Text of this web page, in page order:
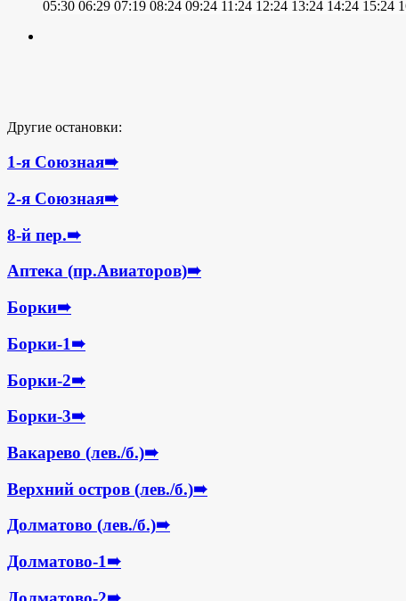
05:30 06:29 07:19 08:24 09:24 11:24 12:24 13:24 14:24 15:24
Другие остановки:
1-я Союзная➠
2-я Союзная➠
8-й пер.➠
Аптека (пр.Авиаторов)➠
Борки➠
Борки-1➠
Борки-2➠
Борки-3➠
Вакарево (лев./б.)➠
Верхний остров (лев./б.)➠
Долматово (лев./б.)➠
Долматово-1➠